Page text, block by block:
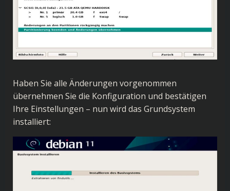
Haben Sie alle Änderungen vorgenommen
übernehmen Sie die Konfiguration und bestätigen
Ihre Einstellungen – nun wird das Grundsystem
installiert: